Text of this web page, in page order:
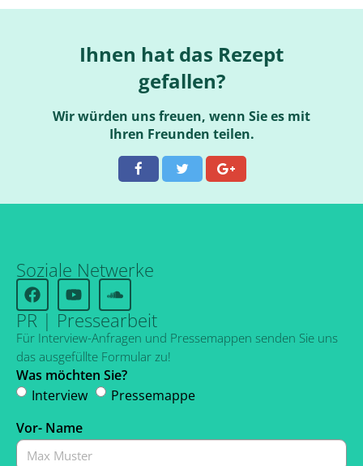
Ihnen hat das Rezept
gefallen?
Wir würden uns freuen, wenn Sie es mit
Ihren Freunden teilen.
Soziale Netwerke
PR | Pressearbeit
Für Interview-Anfragen und Pressemappen senden Sie uns
das ausgefüllte Formular zu!
Was möchten Sie?
Interview
Pressemappe
Vor- Name